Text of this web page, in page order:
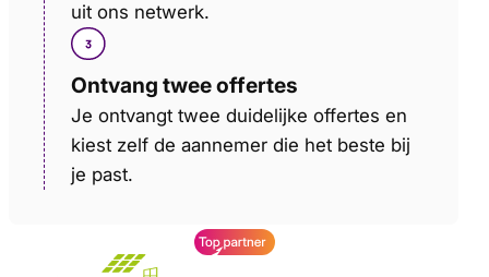
uit ons netwerk.
Ontvang twee offertes
Je ontvangt twee duidelijke offertes en
kiest zelf de aannemer die het beste bij
je past.